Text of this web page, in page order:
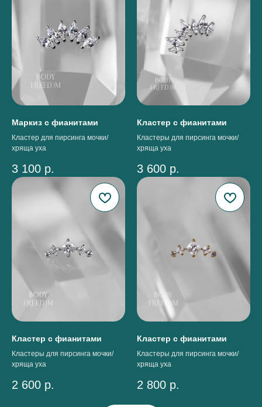
Маркиз с фианитами
Кластер для пирсинга мочки/
хряща уха
3 100 р.
Кластер с фианитами
Кластеры для пирсинга мочки/
хряща уха
3 600 р.
Кластер с фианитами
Кластеры для пирсинга мочки/
хряща уха
2 600 р.
Кластер с фианитами
Кластеры для пирсинга мочки/
хряща уха
2 800 р.